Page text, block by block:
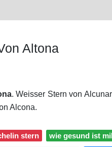
Altona
. Weisser Stern von
Alcona.
stern wie gesund ist